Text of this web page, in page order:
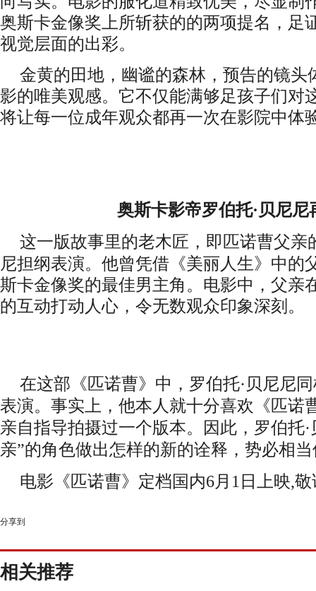
奥斯卡金像奖 上所斩获的的两项提名 ，足
视觉层面的出彩。
金黄的田地，幽谧的森林，预告的镜头
影的唯美观感。它不仅能满够足孩子们对
将让每一位成年观众都再一次在影院中体
奥斯卡影帝罗伯托·贝尼尼
这一版故事里的老木匠，即匹诺曹父亲
尼担纲表演。他曾凭借《美丽人生》中的
斯卡金像奖的最佳男主角。电影中，父亲
的互动打动人心，令无数观众印象深刻。
在这部《匹诺曹》中，罗伯托·贝尼尼
表演。事实上，他本人就十分喜欢《匹诺
亲自指导拍摄过一个版本。因此，罗伯托·
亲”的角色做出怎样的新的诠释，势必相
电影《匹诺曹》 定档国内6月1日 上映,
分享到
相关推荐